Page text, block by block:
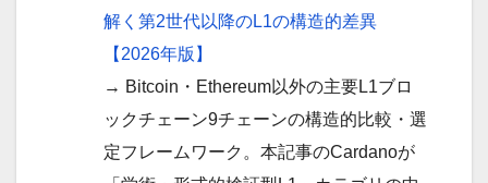
解く第2世代以降のL1の構造的差異
【2026年版】
→ Bitcoin・Ethereum以外の主要L1ブロ
ックチェーン9チェーンの構造的比較・選
定フレームワーク。本記事のCardanoが